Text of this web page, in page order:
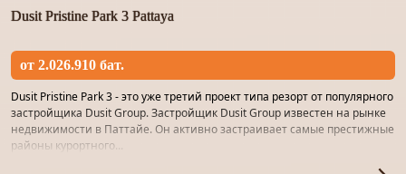
Dusit Pristine Park 3 Pattaya
от 2.026.910 бат.
Dusit Pristine Park 3 - это уже третий проект типа резорт от популярного
застройщика Dusit Group. Застройщик Dusit Group известен на рынке
недвижимости в Паттайе. Он активно застраивает самые престижные
районы курортного...